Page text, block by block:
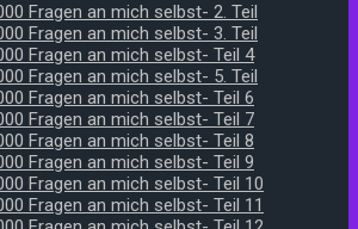
Fragen an mich selbst- 2. Teil
Fragen an mich selbst- 3. Teil
Fragen an mich selbst- Teil 4
Fragen an mich selbst- 5. Teil
Fragen an mich selbst- Teil 6
Fragen an mich selbst- Teil 7
Fragen an mich selbst- Teil 8
Fragen an mich selbst- Teil 9
Fragen an mich selbst- Teil 10
Fragen an mich selbst- Teil 11